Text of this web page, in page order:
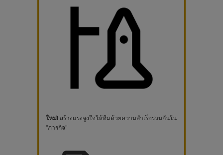
ใหม่! สร้างแรงจูงใจให้ทีมด้วยความสำเร็จร่วมกันใน
"ภารกิจ"